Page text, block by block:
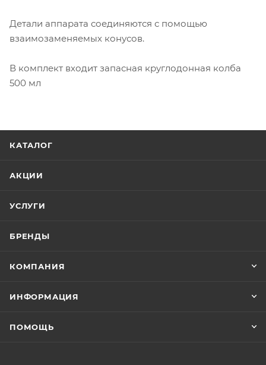
Детали аппарата соединяются с помощью
взаимозаменяемых конусов.
В комплект входит запасная круглодонная колба
500 мл
КАТАЛОГ
АКЦИИ
УСЛУГИ
БРЕНДЫ
КОМПАНИЯ
ИНФОРМАЦИЯ
ПОМОЩЬ